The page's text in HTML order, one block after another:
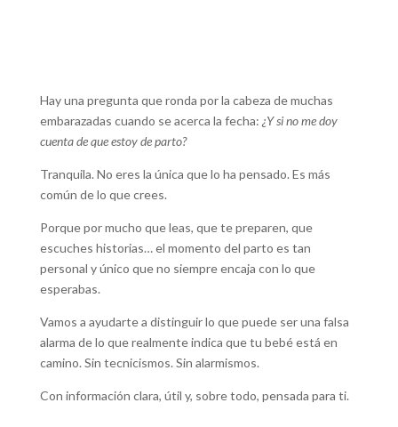
Hay una pregunta que ronda por la cabeza de muchas
embarazadas cuando se acerca la fecha: ¿Y si no me doy
cuenta de que estoy de parto?
Tranquila. No eres la única que lo ha pensado. Es más
común de lo que crees.
Porque por mucho que leas, que te preparen, que
escuches historias… el momento del parto es tan
personal y único que no siempre encaja con lo que
esperabas.
Vamos a ayudarte a distinguir lo que puede ser una falsa
alarma de lo que realmente indica que tu bebé está en
camino. Sin tecnicismos. Sin alarmismos.
Con información clara, útil y, sobre todo, pensada para ti.